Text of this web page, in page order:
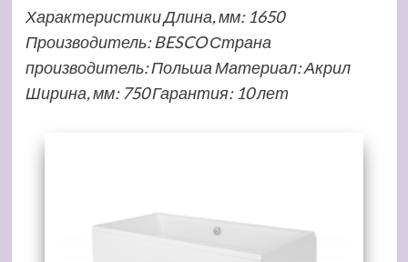
Характеристики Длина, мм: 1650
Производитель: BESCO Страна
производитель: Польша Материал: Акрил
Ширина, мм: 750 Гарантия: 10 лет